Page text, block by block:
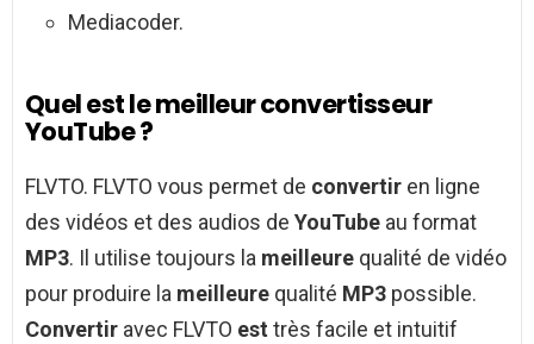
Mediacoder.
Quel est le meilleur convertisseur
YouTube ?
FLVTO. FLVTO vous permet de convertir en ligne
des vidéos et des audios de YouTube au format
MP3. Il utilise toujours la meilleure qualité de vidéo
pour produire la meilleure qualité MP3 possible.
Convertir avec FLVTO est très facile et intuitif